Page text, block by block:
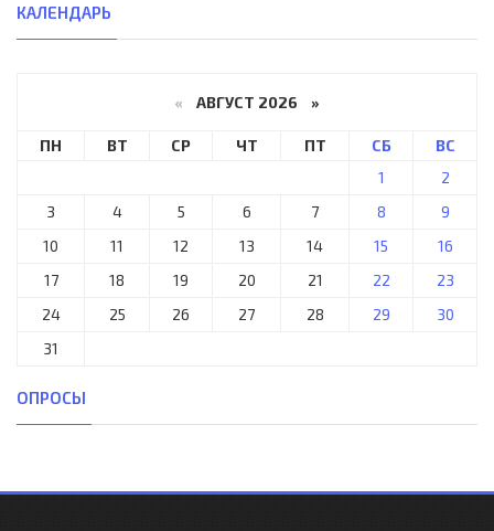
КАЛЕНДАРЬ
« АВГУСТ 2026 »
ПН ВТ СР ЧТ ПТ СБ
ВС
1
2
3
4 5 6 7 8
9
10
11 12 13 14 15
16
17
18 19 20 21 22
23
24
25 26 27 28 29
30
31
ОПРОСЫ